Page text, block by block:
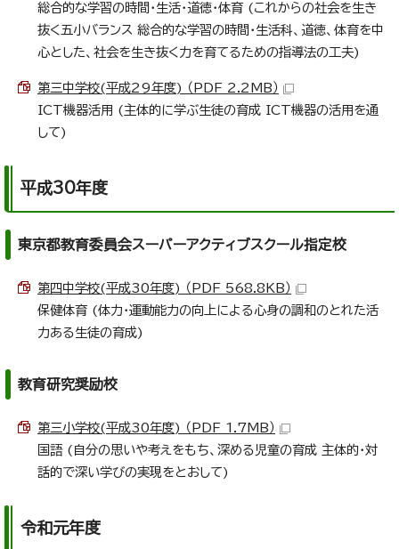
総合的な学習の時間・生活・道徳・体育 (これからの社会を生き
抜く五小バランス 総合的な学習の時間・生活科、道徳、体育を中
心とした、社会を生き抜く力を育てるための指導法の工夫)
第三中学校(平成29年度) （PDF 2.2MB）
ICT機器活用 (主体的に学ぶ生徒の育成 ICT機器の活用を通
して)
平成30年度
東京都教育委員会スーパーアクティブスクール指定校
第四中学校(平成30年度) （PDF 568.8KB）
保健体育 (体力・運動能力の向上による心身の調和のとれた活
力ある生徒の育成)
教育研究奨励校
第三小学校(平成30年度) （PDF 1.7MB）
国語 (自分の思いや考えをもち、深める児童の育成 主体的・対
話的で深い学びの実現をとおして)
令和元年度